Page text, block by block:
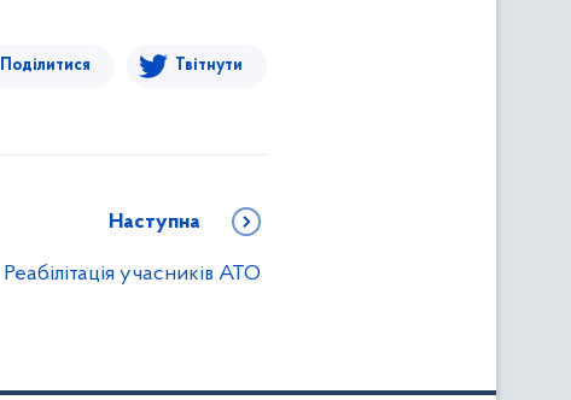
Поділитися Твітнути
Наступна
Реабілітація учасників АТО